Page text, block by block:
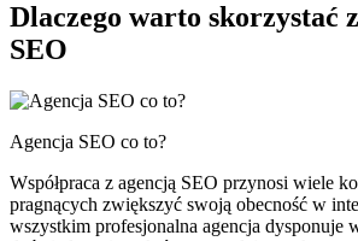
Dlaczego warto skorzystać
SEO
Agencja SEO co to?
Współpraca z agencją SEO przynosi wiele
pragnących zwiększyć swoją obecność w
wszystkim profesjonalna agencja dysponuje